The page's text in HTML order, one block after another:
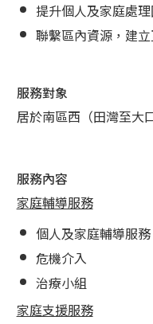
提升個人及家庭處
聯繫區內資源，建立
服務對象
居於南區西（田灣至大
服務內容
家庭輔導服務
個人及家庭輔導服務
危機介入
治療小組
家庭支援服務